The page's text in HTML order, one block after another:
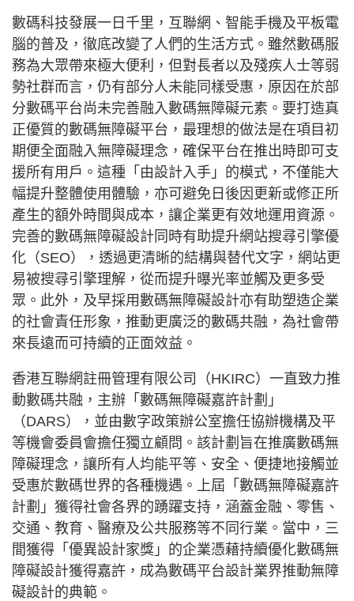
數碼科技發展一日千里，互聯網、智能手機及平板電
腦的普及，徹底改變了人們的生活方式。雖然數碼服
務為大眾帶來極大便利，但對長者以及殘疾人士等弱
勢社群而言，仍有部分人未能同樣受惠，原因在於部
分數碼平台尚未完善融入數碼無障礙元素。要打造真
正優質的數碼無障礙平台，最理想的做法是在項目初
期便全面融入無障礙理念，確保平台在推出時即可支
援所有用戶。這種「由設計入手」的模式，不僅能大
幅提升整體使用體驗，亦可避免日後因更新或修正所
產生的額外時間與成本，讓企業更有效地運用資源。
完善的數碼無障礙設計同時有助提升網站搜尋引擎優
化（SEO），透過更清晰的結構與替代文字，網站更
易被搜尋引擎理解，從而提升曝光率並觸及更多受
眾。此外，及早採用數碼無障礙設計亦有助塑造企業
的社會責任形象，推動更廣泛的數碼共融，為社會帶
來長遠而可持續的正面效益。
香港互聯網註冊管理有限公司（HKIRC）一直致力推
動數碼共融，主辦「數碼無障礙嘉許計劃」
（DARS），並由數字政策辦公室擔任協辦機構及平
等機會委員會擔任獨立顧問。該計劃旨在推廣數碼無
障礙理念，讓所有人均能平等、安全、便捷地接觸並
受惠於數碼世界的各種機遇。上屆「數碼無障礙嘉許
計劃」獲得社會各界的踴躍支持，涵蓋金融、零售、
交通、教育、醫療及公共服務等不同行業。當中，三
間獲得「優異設計家獎」的企業憑藉持續優化數碼無
障礙設計獲得嘉許，成為數碼平台設計業界推動無障
礙設計的典範。